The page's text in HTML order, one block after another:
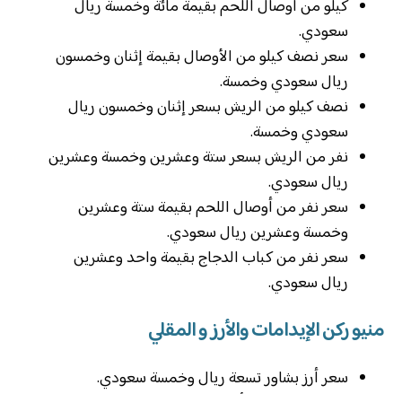
كيلو من أوصال اللحم بقيمة مائة وخمسة ريال
سعودي.
سعر نصف كيلو من الأوصال بقيمة إثنان وخمسون
ريال سعودي وخمسة.
نصف كيلو من الريش بسعر إثنان وخمسون ريال
سعودي وخمسة.
نفر من الريش بسعر ستة وعشرين وخمسة وعشرين
ريال سعودي.
سعر نفر من أوصال اللحم بقيمة ستة وعشرين
وخمسة وعشرين ريال سعودي.
سعر نفر من كباب الدجاج بقيمة واحد وعشرين
ريال سعودي.
منيو ركن الإيدامات والأرز و المقلي
سعر أرز بشاور تسعة ريال وخمسة سعودي.